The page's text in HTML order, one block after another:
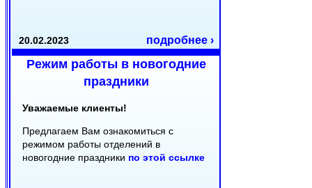
20.02.2023 подробнее ›
Режим работы в новогодние
праздники
Уважаемые клиенты!
Предлагаем Вам ознакомиться с
режимом работы отделений в
новогодние праздники по этой ссылке